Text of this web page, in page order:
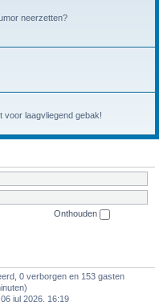
neerzetten?
voor laagvliegend gebak!
Onthouden
0 verborgen en 153 gasten
jul 2026, 16:19